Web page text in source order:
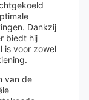
Dankzij
biedt hij
is voor zowel
van de